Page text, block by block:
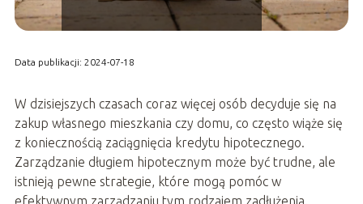
Data publikacji: 2024-07-18
W dzisiejszych czasach coraz więcej osób decyduje się na
zakup własnego mieszkania czy domu, co często wiąże się
z koniecznością zaciągnięcia kredytu hipotecznego.
Zarządzanie długiem hipotecznym może być trudne, ale
istnieją pewne strategie, które mogą pomóc w
efektywnym zarządzaniu tym rodzajem zadłużenia.